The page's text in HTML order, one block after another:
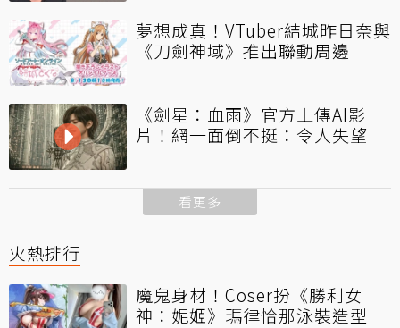
夢想成真！VTuber結城昨日奈與
《刀劍神域》推出聯動周邊
《劍星：血雨》官方上傳AI影
片！網一面倒不挺：令人失望
看更多
火熱排行
魔鬼身材！Coser扮《勝利女
神：妮姬》瑪律恰那泳裝造型